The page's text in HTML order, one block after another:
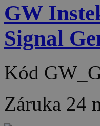
GW
Signal
Kód
Záruka 24